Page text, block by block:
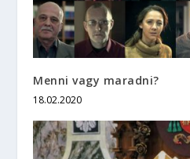
Menni vagy maradni?
18.02.2020